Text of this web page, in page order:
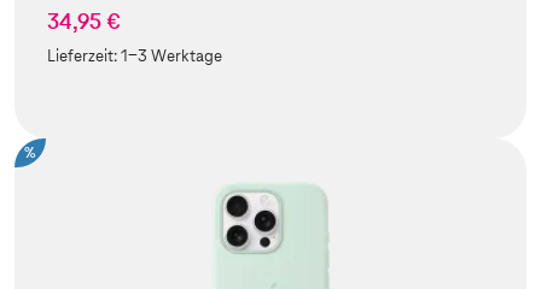
34,95 €
Lieferzeit:1-3 Werktage
%